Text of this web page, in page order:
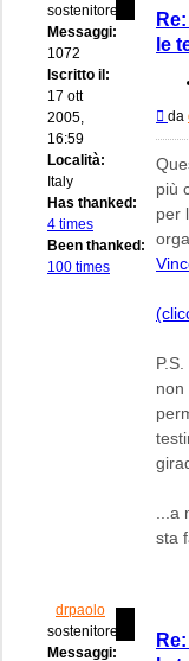
sostenitore
Messaggi:
1072
Iscritto il:
17 ott
2005,
16:59
Località:
Italy
Has thanked:
4 times
Been thanked:
100 times
le
da
più
per
non
sta
drpaolo
sostenitore
Messaggi: